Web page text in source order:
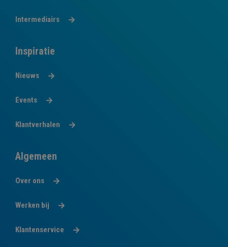
Intermediairs
Inspiratie
Nieuws
Events
Klantverhalen
Algemeen
Over ons
Werken bij
Klantenservice